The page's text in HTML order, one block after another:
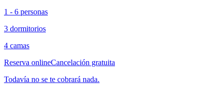
1 - 6 personas
3 dormitorios
4 camas
Reserva onlineCancelación gratuita
Todavía no se te cobrará nada.